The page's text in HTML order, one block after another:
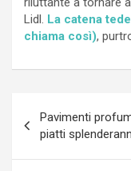
Lidl. La catena
chiama così),
articoli
Pavimenti
piatti